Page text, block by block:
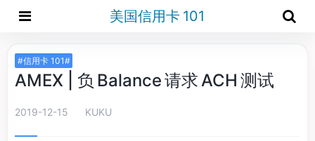
美国信用卡 101
#信用卡 101#
AMEX | 负 Balance 请求 ACH 测试
2019-12-15 KUKU